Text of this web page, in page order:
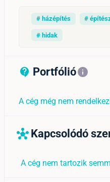
# házépítés #
# hidak
Portfólióinfo
A cég még nem
hub Kapcsolódó
A cég nem tartozik